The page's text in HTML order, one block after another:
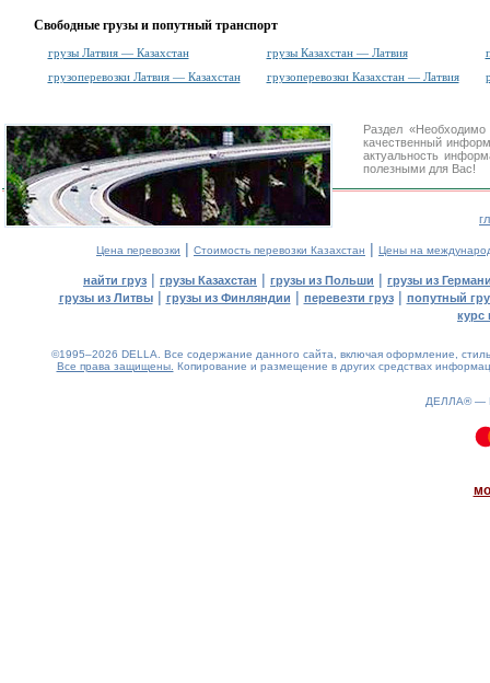
Свободные грузы и попутный транспорт
грузы Латвия — Казахстан грузы Казахстан — Латвия
грузоперевозки Латвия — Казахстан
грузоперевозки Казахстан — Латвия
Раздел
качественный
актуальность
полезными для Вас!
Цена перевозки | Стоимость перевозки Казахстан | Цены на
найти груз | грузы Казахстан | грузы из Польши | грузы из
грузы из Литвы| грузы из Финляндии | перевезти груз| попутный
курс
©1995–2026 DELLA. Все содержание данного сайта, включая оформление,
Все права защищены. Копирование и размещение в других средствах
ДЕЛЛА® —